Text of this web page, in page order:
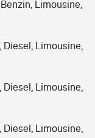
Limousine,
Diesel, Limousine,
Diesel, Limousine,
Diesel, Limousine,